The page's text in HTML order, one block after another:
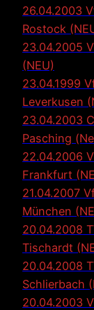
26.04.2003
Rostock
23.04.2005
(NEU)
23.04.1999
Leverkusen
23.04.2003
Pasching
22.04.2006
Frankfurt
21.04.2007
München
20.04.2008
Tischardt
20.04.2008
Schlierbach
20.04.2003